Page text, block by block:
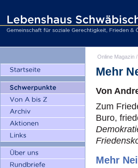
Online Magazin /
Mehr
Von
Zum
Buro,
Mehr